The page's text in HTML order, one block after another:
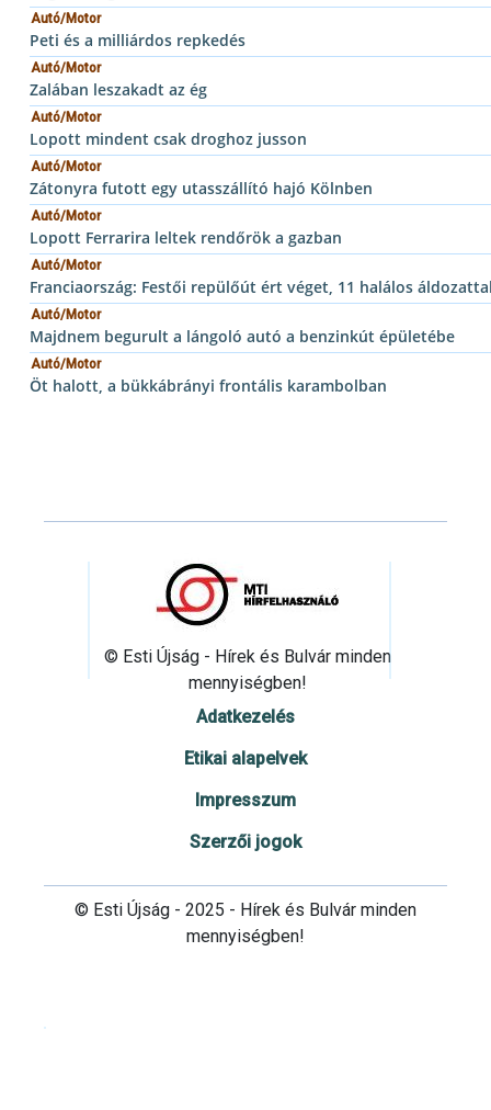
Autó/Motor
Peti és a milliárdos repkedés
Autó/Motor
Zalában leszakadt az ég
Autó/Motor
Lopott mindent csak droghoz jusson
Autó/Motor
Zátonyra futott egy utasszállító hajó Kölnben
Autó/Motor
Lopott Ferrarira leltek rendőrök a gazban
Autó/Motor
Franciaország: Festői repülőút ért véget, 11 halálos
Autó/Motor
Majdnem begurult a lángoló autó a benzinkút épületébe
Autó/Motor
Öt halott, a bükkábrányi frontális karambolban
© Esti Újság - Hírek és Bulvár minden
mennyiségben!
Adatkezelés
Etikai alapelvek
Impresszum
Szerzői jogok
© Esti Újság - 2025 - Hírek és Bulvár minden
mennyiségben!